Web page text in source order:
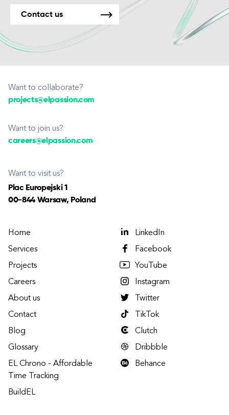
Contact us
Want to collaborate?
projects@elpassion.com
Want to join us?
careers@elpassion.com
Want to visit us?
Plac Europejski 1
00-844 Warsaw, Poland
Home
Services
Projects
Careers
About us
Contact
Blog
Glossary
EL Chrono - Affordable
Time Tracking
BuildEL
LinkedIn
Facebook
YouTube
Instagram
Twitter
TikTok
Clutch
Dribbble
Behance